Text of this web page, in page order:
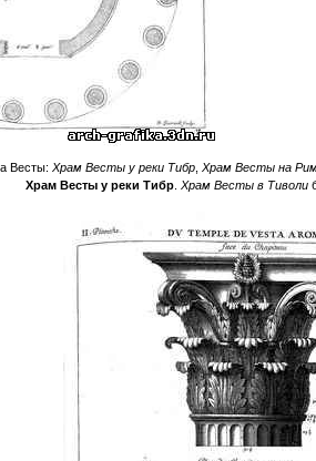
Весты: Храм Весты у реки Тибр Храм Весты на
Храм Весты у реки Тибр Храм Весты в Тиволи